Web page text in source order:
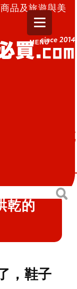
品及旅遊與美
搜
MENU
的「鞋子乾
乾的
，鞋子